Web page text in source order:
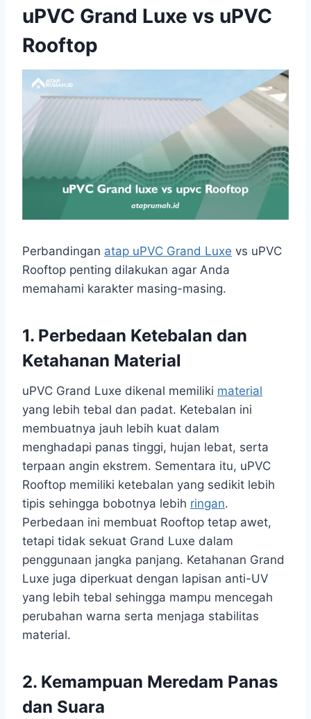
uPVC Grand Luxe vs uPVC
Rooftop
Perbandingan atap uPVC Grand Luxe vs uPVC
Rooftop penting dilakukan agar Anda
memahami karakter masing-masing.
1. Perbedaan Ketebalan dan
Ketahanan Material
uPVC Grand Luxe dikenal memiliki material
yang lebih tebal dan padat. Ketebalan ini
membuatnya jauh lebih kuat dalam
menghadapi panas tinggi, hujan lebat, serta
terpaan angin ekstrem. Sementara itu, uPVC
Rooftop memiliki ketebalan yang sedikit lebih
tipis sehingga bobotnya lebih ringan.
Perbedaan ini membuat Rooftop tetap awet,
tetapi tidak sekuat Grand Luxe dalam
penggunaan jangka panjang. Ketahanan Grand
Luxe juga diperkuat dengan lapisan anti-UV
yang lebih tebal sehingga mampu mencegah
perubahan warna serta menjaga stabilitas
material.
2. Kemampuan Meredam Panas
dan Suara